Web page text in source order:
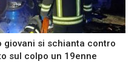
giovani si schianta contro
sul colpo un 19enne